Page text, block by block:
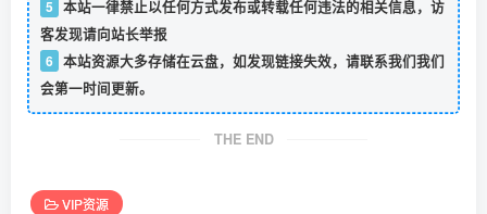
5 本站一律禁止以任何方式发布或转载任何违法的相关信息，访
客发现请向站长举报
6 本站资源大多存储在云盘，如发现链接失效，请联系我们我们
会第一时间更新。
THE END
VIP资源